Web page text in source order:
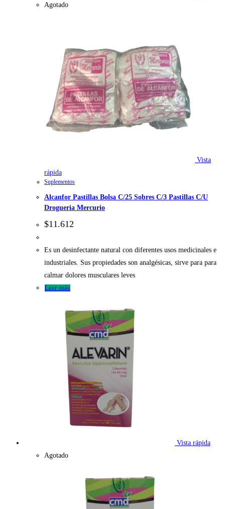
Agotado
Vista
rápida
Suplementos
Alcanfor Pastillas Bolsa C/25 Sobres C/3 Pastillas C/U
Drogueria Mercurio
$11.612
Es un desinfectante natural con diferentes usos medicinales e
industriales. Sus propiedades son analgésicas, sirve para para
calmar dolores musculares leves
Leer más
Vista rápida
Agotado